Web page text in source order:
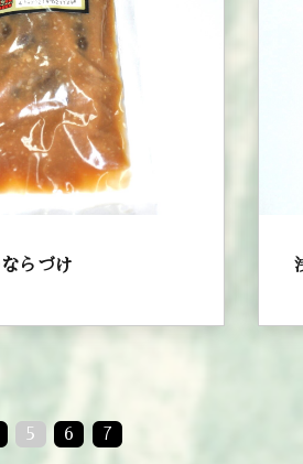
らづけ
5 6 7